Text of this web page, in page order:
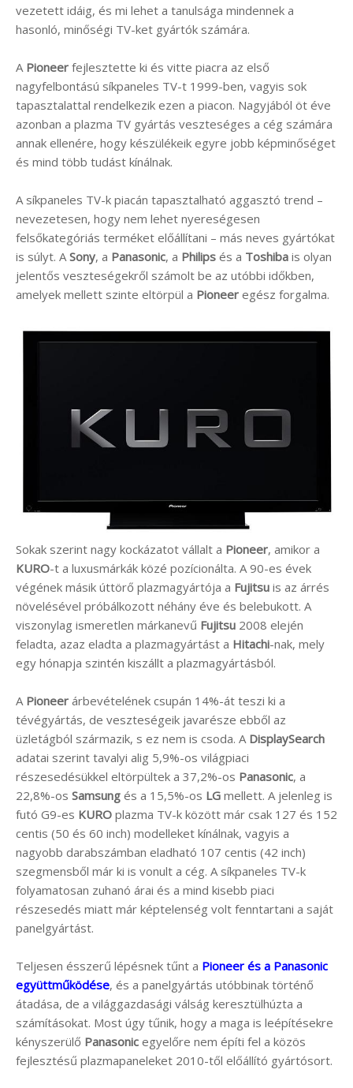
vezetett idáig, és mi lehet a tanulsága mindennek a
hasonló, minőségi TV-ket gyártók számára.
A Pioneer fejlesztette ki és vitte piacra az első
nagyfelbontású síkpaneles TV-t 1999-ben, vagyis sok
tapasztalattal rendelkezik ezen a piacon. Nagyjából öt éve
azonban a plazma TV gyártás veszteséges a cég számára
annak ellenére, hogy készülékeik egyre jobb képminőséget
és mind több tudást kínálnak.
A síkpaneles TV-k piacán tapasztalható aggasztó trend –
nevezetesen, hogy nem lehet nyereségesen
felsőkategóriás terméket előállítani – más neves gyártókat
is súlyt. A Sony, a Panasonic, a Philips és a Toshiba is olyan
jelentős veszteségekről számolt be az utóbbi időkben,
amelyek mellett szinte eltörpül a Pioneer egész forgalma.
Sokak szerint nagy kockázatot vállalt a Pioneer, amikor a
KURO-t a luxusmárkák közé pozícionálta. A 90-es évek
végének másik úttörő plazmagyártója a Fujitsu is az árrés
növelésével próbálkozott néhány éve és belebukott. A
viszonylag ismeretlen márkanevű Fujitsu 2008 elején
feladta, azaz eladta a plazmagyártást a Hitachi-nak, mely
egy hónapja szintén kiszállt a plazmagyártásból.
A Pioneer árbevételének csupán 14%-át teszi ki a
tévégyártás, de veszteségeik javarésze ebből az
üzletágból származik, s ez nem is csoda. A DisplaySearch
adatai szerint tavalyi alig 5,9%-os világpiaci
részesedésükkel eltörpültek a 37,2%-os Panasonic, a
22,8%-os Samsung és a 15,5%-os LG mellett. A jelenleg is
futó G9-es KURO plazma TV-k között már csak 127 és 152
centis (50 és 60 inch) modelleket kínálnak, vagyis a
nagyobb darabszámban eladható 107 centis (42 inch)
szegmensből már ki is vonult a cég. A síkpaneles TV-k
folyamatosan zuhanó árai és a mind kisebb piaci
részesedés miatt már képtelenség volt fenntartani a saját
panelgyártást.
Teljesen ésszerű lépésnek tűnt a Pioneer és a Panasonic
együttműködése, és a panelgyártás utóbbinak történő
átadása, de a világgazdasági válság keresztülhúzta a
számításokat. Most úgy tűnik, hogy a maga is leépítésekre
kényszerülő Panasonic egyelőre nem építi fel a közös
fejlesztésű plazmapaneleket 2010-től előállító gyártósort.